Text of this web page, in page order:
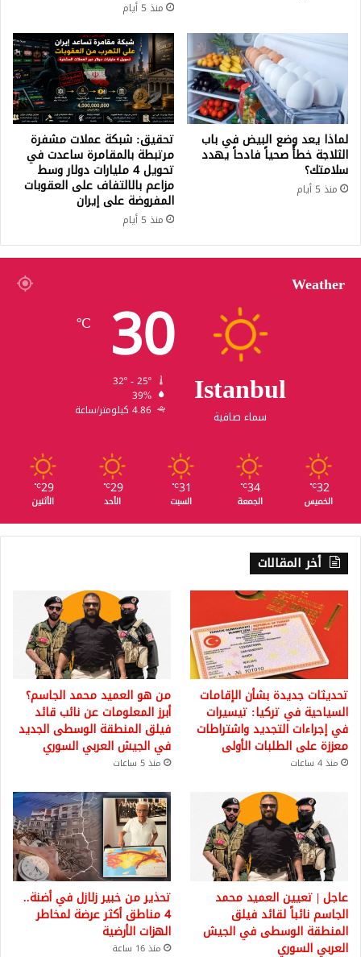
منذ 5 أيام
لماذا يعد وضع البيض في باب
الثلاجة خطأً صحياً فادحاً يهدد
سلامتك؟
منذ 5 أيام
تحقيق: شبكة عملات مشفرة
مرتبطة بالمقامرة ساعدت في
تحويل 4 مليارات دولار وسط
مزاعم بالالتفاف على العقوبات
المفروضة على إيران
منذ 5 أيام
Weather
Istanbul
سماء صافية
30
℃
39%
4.86 كيلومتر/ساعة
32
℃
الخميس
34
℃
الجمعة
31
℃
السبت
29
℃
الأحد
29
℃
الأثنين
أخر المقالات
تحديثات جديدة بشأن الإقامات
السياحية في تركيا: تيسيرات
في إجراءات التجديد واشتراطات
معززة على الطلبات الأولى
منذ 4 ساعات
من هو العميد محمد الجاسم؟
أبرز المعلومات عن نائب قائد
فيلق المنطقة الوسطى الجديد
في الجيش العربي السوري
منذ 5 ساعات
عاجل | تعيين العميد محمد
الجاسم نائباً لقائد فيلق
المنطقة الوسطى في الجيش
العربي السوري
تحذير من خبير زلازل في أضنة..
4 مناطق أكثر عرضة لمخاطر
الهزات الأرضية
منذ 16 ساعة